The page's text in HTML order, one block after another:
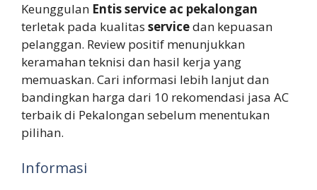
Keunggulan Entis service ac pekalongan
terletak pada kualitas servicedan kepuasan
pelanggan. Review positif menunjukkan
keramahan teknisi dan hasil kerja yang
memuaskan. Cari informasi lebih lanjut dan
bandingkan harga dari 10 rekomendasi jasa AC
terbaik di Pekalongan sebelum menentukan
pilihan.
Informasi